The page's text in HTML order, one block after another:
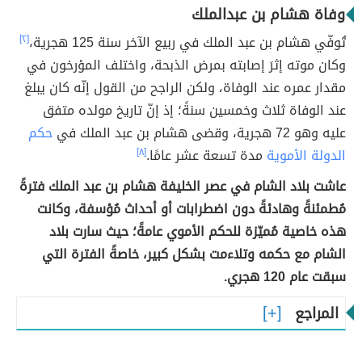
وفاة هشام بن عبدالملك
تُوفّي هشام بن عبد الملك في ربيع الآخر سنة 125 هجرية، [٢]
وكان موته إثرَ إصابته بمرض الذبحة، واختلف المؤرخون في
مقدار عمره عند الوفاة، ولكن الراجح من القول إنّه كان يبلغ
عند الوفاة ثلاث وخمسين سنةً؛ إذ إنّ تاريخ مولده متفق
عليه وهو 72 هجرية، وقضى هشام بن عبد الملك في
حكم
الدولة الأموية مدة تسعة عشر عامًا.[٨]
عاشت بلاد الشام في عصر الخليفة هشام بن عبد الملك فترةً
مُطمئنةً وهادئةً دون اضطرابات أو أحداث مُؤسفة، وكانت
هذه خاصية مُميّزة للحكم الأموي عامةً؛ حيث سارت بلاد
الشام مع حكمه وتلاءمت بشكل كبير، خاصةً الفترة التي
سبقت عام 120 هجري.
المراجع